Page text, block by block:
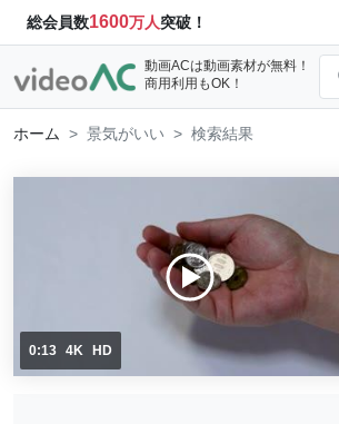
総会員数1600万人突破！
動画ACは動画素材が無料！
商用利用もOK！
ホーム 景気がいい 検索結果
0:13 4K HD